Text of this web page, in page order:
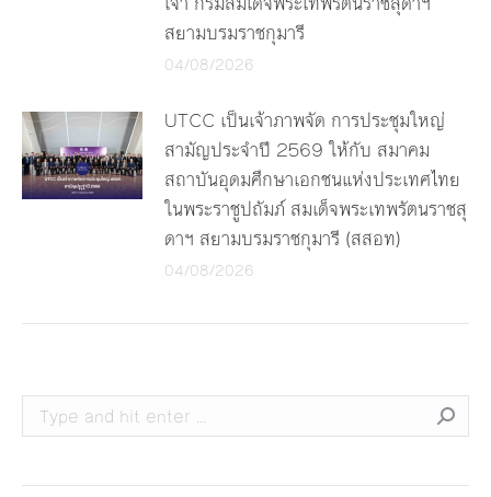
สยามบรมราชกุมารี
04/08/2026
UTCC เป็นเจ้าภาพจัด การประชุมใหญ่
สามัญประจำปี 2569 ให้กับ สมาคม
สถาบันอุดมศึกษาเอกชนแห่งประเทศไทย
ในพระราชูปถัมภ์ สมเด็จพระเทพรัตนราชสุ
ดาฯ สยามบรมราชกุมารี (สสอท)
04/08/2026
Search: